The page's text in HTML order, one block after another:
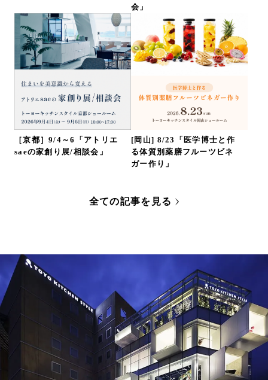
会」
［京都］9/4～6「アトリエ
saeの家創り展/相談会」
[岡山] 8/23「医学博士と作
る体質別薬膳フルーツビネ
ガー作り」
全ての記事を見る